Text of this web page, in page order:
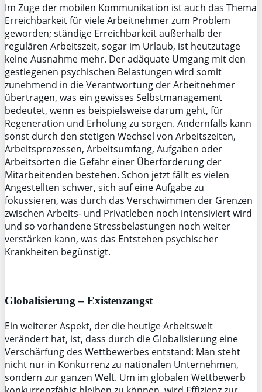
Im Zuge der mobilen Kommunikation ist auch das Thema
Erreichbarkeit für viele Arbeitnehmer zum Problem
geworden; ständige Erreichbarkeit außerhalb der
regulären Arbeitszeit, sogar im Urlaub, ist heutzutage
keine Ausnahme mehr. Der adäquate Umgang mit den
gestiegenen psychischen Belastungen wird somit
zunehmend in die Verantwortung der Arbeitnehmer
übertragen, was ein gewisses Selbstmanagement
bedeutet, wenn es beispielsweise darum geht, für
Regeneration und Erholung zu sorgen. Andernfalls kann
sonst durch den stetigen Wechsel von Arbeitszeiten,
Arbeitsprozessen, Arbeitsumfang, Aufgaben oder
Arbeitsorten die Gefahr einer Überforderung der
Mitarbeitenden bestehen. Schon jetzt fällt es vielen
Angestellten schwer, sich auf eine Aufgabe zu
fokussieren, was durch das Verschwimmen der Grenzen
zwischen Arbeits- und Privatleben noch intensiviert wird
und so vorhandene Stressbelastungen noch weiter
verstärken kann, was das Entstehen psychischer
Krankheiten begünstigt.
Globalisierung – Existenzangst
Ein weiterer Aspekt, der die heutige Arbeitswelt
verändert hat, ist, dass durch die Globalisierung eine
Verschärfung des Wettbewerbes entstand: Man steht
nicht nur in Konkurrenz zu nationalen Unternehmen,
sondern zur ganzen Welt. Um im globalen Wettbewerb